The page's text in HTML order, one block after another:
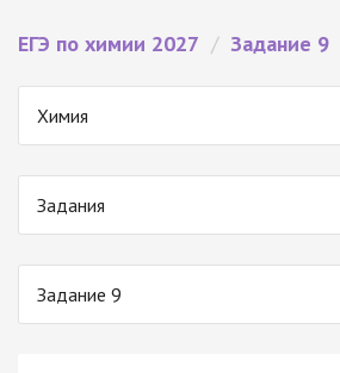
ЕГЭ по химии 2027 / Задание 9
Химия
Задания
Задание 9